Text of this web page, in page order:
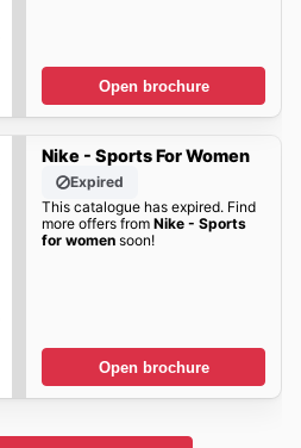
Open brochure
Nike - Sports For Women
Expired
This catalogue has expired. Find
more offers from Nike - Sports
for womensoon!
Open brochure